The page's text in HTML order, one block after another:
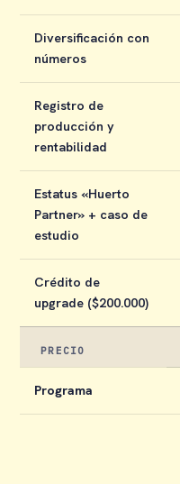
Diversificación con
números
Registro de
producción y
rentabilidad
Estatus «Huerto
Partner» + caso de
estudio
Crédito de
upgrade ($200.000)
PRECIO
Programa